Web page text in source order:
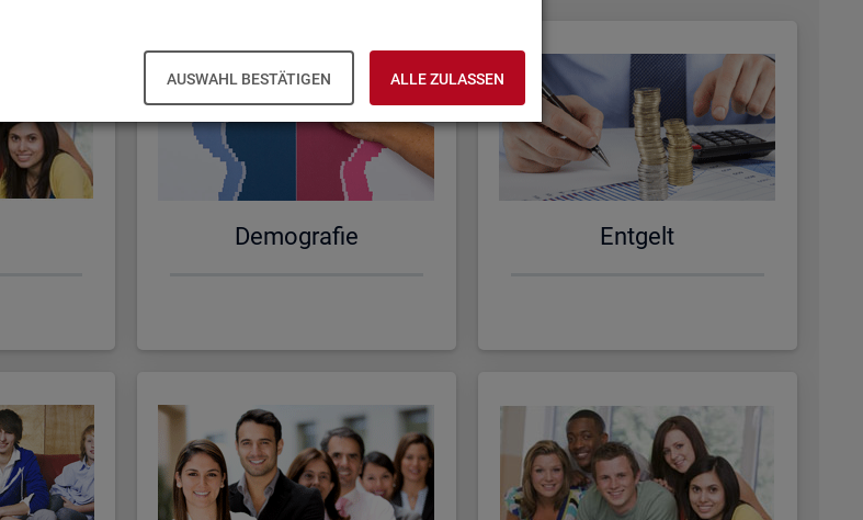
AUSWAHL BESTÄTIGEN ALLE ZULASSEN
De­mo­gra­fie Ent­gelt